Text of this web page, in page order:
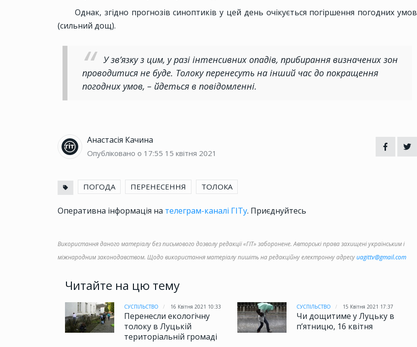
Однак, згідно прогнозів синоптиків у цей день очікується погіршення погодних умов
(сильний дощ).
У зв’язку з цим, у разі інтенсивних опадів, прибирання визначених зон
проводитися не буде. Толоку перенесуть на інший час до покращення
погодних умов, – йдеться в повідомленні.
Анастасія Качина
Опубліковано о 17:55 15 квітня 2021
ПОГОДА ПЕРЕНЕСЕННЯ ТОЛОКА
Оперативна інформація на телеграм-каналі ГІТу. Приєднуйтесь
Використання даного матеріалу без письмового дозволу редакції «ГІТ» заборонене. Авторські права захищені українським і
міжнародним законодавством. Щодо використання матеріалу пишіть на редакційну електронну адресуuagittv@gmail.com
Читайте на цю тему
СУСПІЛЬСТВО 16 Квітня 2021 10:33
Перенесли екологічну
толоку в Луцькій
територіальній громаді
СУСПІЛЬСТВО 15 Квітня 2021 17:37
Чи дощитиме у Луцьку в
п’ятницю, 16 квітня